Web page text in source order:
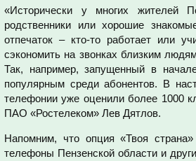
«Исторически у многих жителей
родственники или хорошие
отпечаток – кто-то работает или
сэкономить на звонках близким
Так, например, запущенный в
популярным среди абонентов. В
телефонии уже оценили более 1000
ПАО «Ростелеком» Лев Дятлов.
Напомним, что опция «Твоя
телефоны Пензенской области и